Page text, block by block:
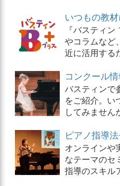
いつもの教
『バスティ
やコラムなど
近に活用する
コンクール
バスティンで
をご紹介。い
してみません
ピアノ指導
オンラインや
なテーマのセ
指導のスキル